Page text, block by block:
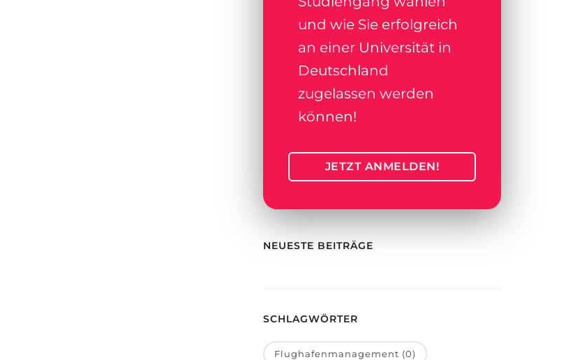
und wie Sie erfolgreich
an einer Universität in
Deutschland
zugelassen werden
können!
JETZT ANMELDEN!
NEUESTE BEITRÄGE
SCHLAGWÖRTER
Flughafenmanagement (0)